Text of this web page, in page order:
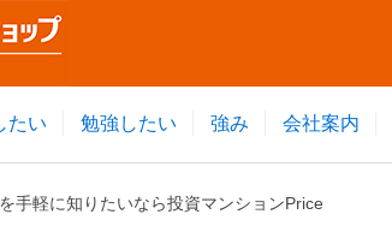
たい 勉強したい 強み 会社案内
手軽に知りたいなら投資マンションPrice